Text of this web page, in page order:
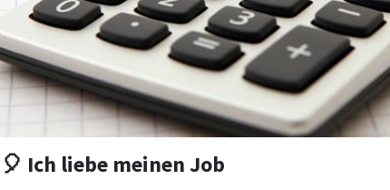
🎈 Ich liebe meinen Job